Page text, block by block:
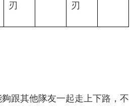
刃
刃
跟其他隊友一起走上下路，不